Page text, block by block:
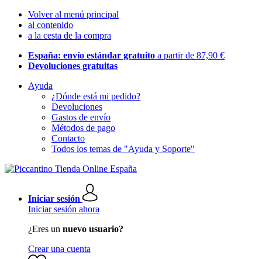
Volver al menú principal
al contenido
a la cesta de la compra
España: envío estándar gratuito a partir de 87,90 €
Devoluciones gratuitas
Ayuda
¿Dónde está mi pedido?
Devoluciones
Gastos de envío
Métodos de pago
Contacto
Todos los temas de "Ayuda y Soporte"
Iniciar sesión
Iniciar sesión ahora
¿Eres un nuevo usuario?
Crear una cuenta